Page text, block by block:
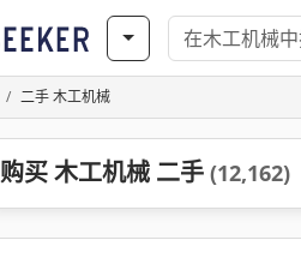
二手 木工机械
购买 木工机械 二手 (12,162)